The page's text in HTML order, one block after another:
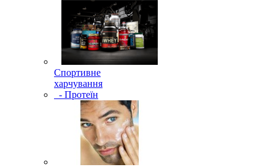
Спортивне
харчування
- Протеїн